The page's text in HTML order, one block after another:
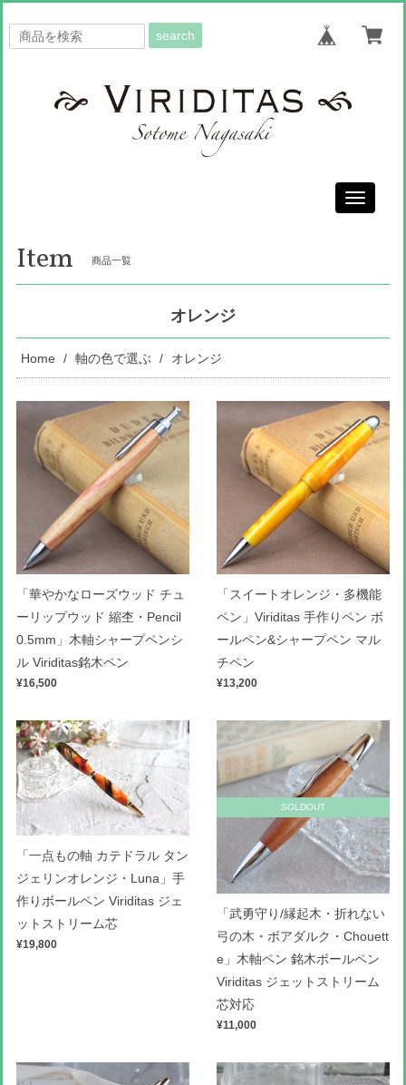
search
Toggle
Item 商品一覧
オレンジ
Home 軸の色で選ぶ オレンジ
「華やかなローズウッド チュ
ーリップウッド 縮杢・Pencil
0.5mm」木軸シャープペンシ
ル Viriditas銘木ペン
¥16,500
「スイートオレンジ・多機能
ペン」Viriditas 手作りペン ボ
ールペン&シャープペン マル
チペン
¥13,200
「一点もの軸 カテドラル タン
ジェリンオレンジ・Luna」手
作りボールペン Viriditas ジェ
ットストリーム芯
¥19,800
SOLDOUT
「武勇守り/縁起木・折れない
弓の木・ボアダルク・Chouett
e」木軸ペン 銘木ボールペン
Viriditas ジェットストリーム
芯対応
¥11,000